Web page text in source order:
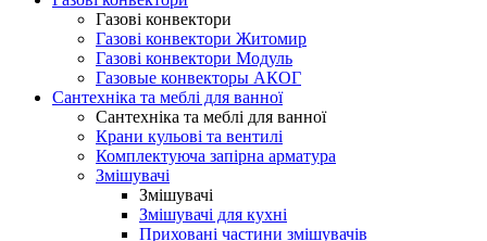
Газові конвектори
Газові конвектори Житомир
Газові конвектори Модуль
Газовые конвекторы АКОГ
Сантехніка та меблі для ванної
Сантехніка та меблі для ванної
Крани кульові та вентилі
Комплектуюча запірна арматура
Змішувачі
Змішувачі
Змішувачі для кухні
Приховані частини змішувачів